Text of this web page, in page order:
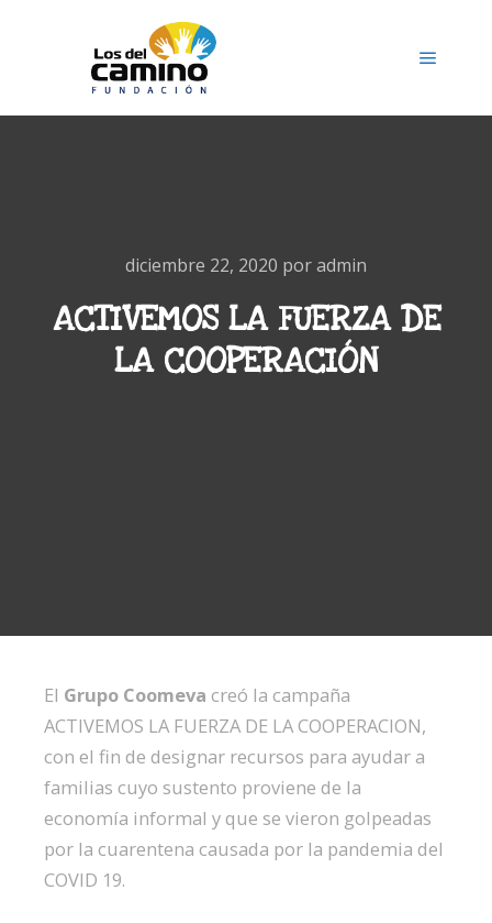
diciembre 22, 2020 poradmin
ACTIVEMOS LA FUERZA DE
LA COOPERACIÓN
El Grupo Coomeva creó la campaña
ACTIVEMOS LA FUERZA DE LA COOPERACION,
con el fin de designar recursos para ayudar a
familias cuyo sustento proviene de la
economía informal y que se vieron golpeadas
por la cuarentena causada por la pandemia del
COVID 19.